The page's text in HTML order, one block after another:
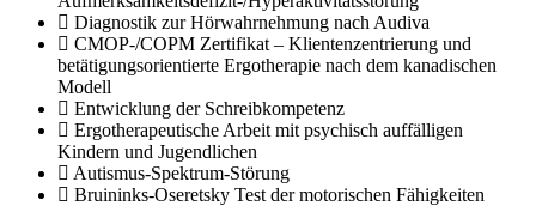
Diagnostik zur Hörwahrnehmung nach Audiva
CMOP-/COPM Zertifikat – Klientenzentrierung und
betätigungsorientierte Ergotherapie nach dem kanadischen
Modell
Entwicklung der Schreibkompetenz
Ergotherapeutische Arbeit mit psychisch auffälligen
Kindern und Jugendlichen
Autismus-Spektrum-Störung
Bruininks-Oseretsky Test der motorischen Fähigkeiten